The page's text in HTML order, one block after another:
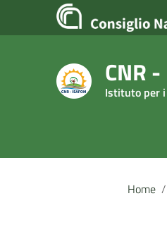
Vai ai contenuti
Vai al menu di navigazione
CNR
Istituto per
Home /